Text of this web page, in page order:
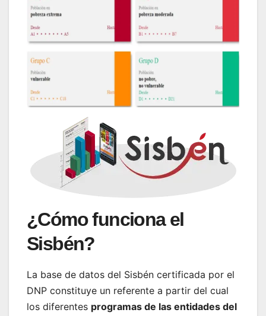
¿Cómo funciona el
Sisbén?
La base de datos del Sisbén certificada por el
DNP constituye un referente a partir del cual
los diferentes programas de las entidades del